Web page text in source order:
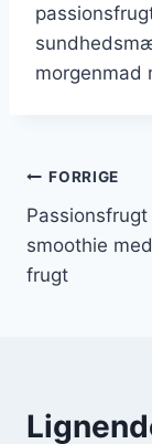
FORRIGE
Passionsfrugt
smoothie
frugt